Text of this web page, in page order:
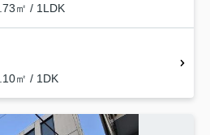
㎡ / 1LDK
㎡ / 1DK